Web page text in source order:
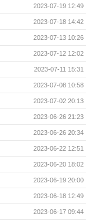
2023-07-19 12:49
2023-07-18 14:42
2023-07-13 10:26
2023-07-12 12:02
2023-07-11 15:31
2023-07-08 10:58
2023-07-02 20:13
2023-06-26 21:23
2023-06-26 20:34
2023-06-22 12:51
2023-06-20 18:02
2023-06-19 20:00
2023-06-18 12:49
2023-06-17 09:44